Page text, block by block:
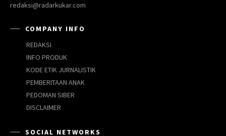
redaksi@radarkukar.com
COMPANY INFO
REDAKSI
INFO PRODUK
KODE ETIK JURNALISTIK
PEMBERITAAN ANAK
PEDOMAN SIBER
DISCLAIMER
SOCIAL NETWORKS